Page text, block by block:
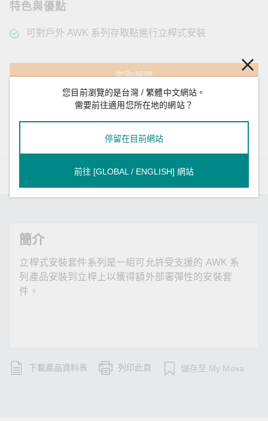
特色與優點
可對戶外 AWK 系列存取點進行立桿式安裝
索取報價
資源 型號
簡介
立桿式安裝套件系列是一組可允許受支援的 AWK 系
列產品安裝到立桿上以獲得額外部署彈性的安裝套
件。
下載產品資料表 列印此頁 儲存至 My Moxa
您目前瀏覽的是台灣 / 繁體中文網站。
需要前往適用您所在地的網站？
停留在目前網站
前往 [GLOBAL / ENGLISH] 網站